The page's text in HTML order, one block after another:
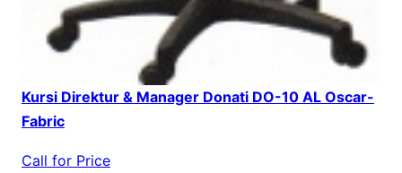
Kursi Direktur & Manager Donati DO-10 AL Oscar-
Fabric
Call for Price